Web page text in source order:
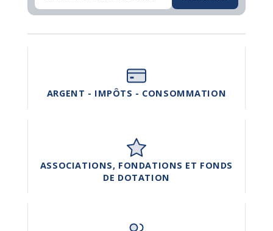
ARGENT - IMPÔTS - CONSOMMATION
ASSOCIATIONS, FONDATIONS ET FONDS
DE DOTATION